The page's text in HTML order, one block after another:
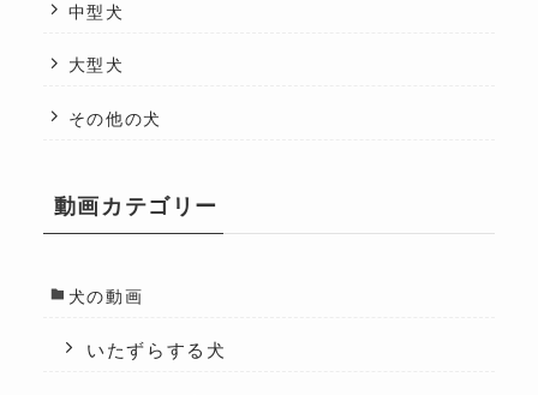
中型犬
大型犬
その他の犬
動画カテゴリー
犬の動画
いたずらする犬